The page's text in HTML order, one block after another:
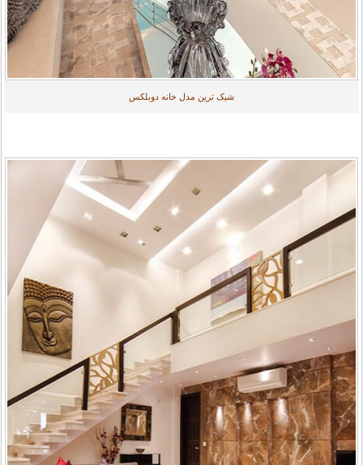
شیک ترین مدل خانه دوبلکس